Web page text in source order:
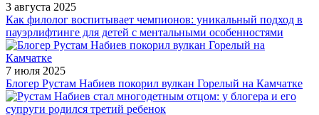
3 августа 2025
Как филолог воспитывает чемпионов: уникальный подход в
пауэрлифтинге для детей с ментальными особенностями
7 июля 2025
Блогер Рустам Набиев покорил вулкан Горелый на Камчатке